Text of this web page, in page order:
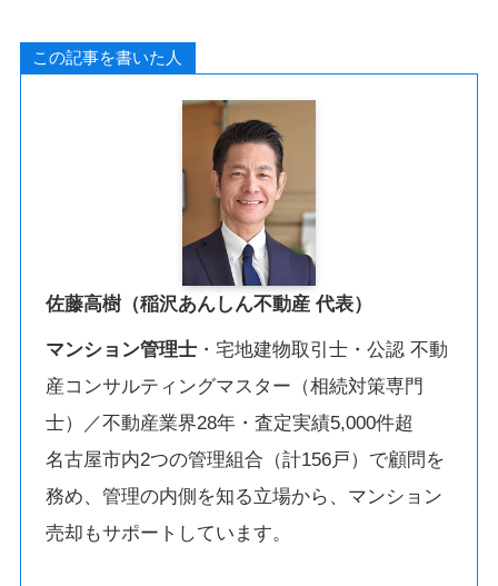
この記事を書いた人
佐藤高樹（稲沢あんしん不動産 代表）
マンション管理士 ・宅地建物取引士・公認 不動
産コンサルティングマスター（相続対策専門
士）／不動産業界28年・査定実績5,000件超
名古屋市内2つの管理組合（計156戸）で顧問を
務め、管理の内側を知る立場から、マンション
売却もサポートしています。